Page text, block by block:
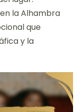
la Alhambra
que
y la